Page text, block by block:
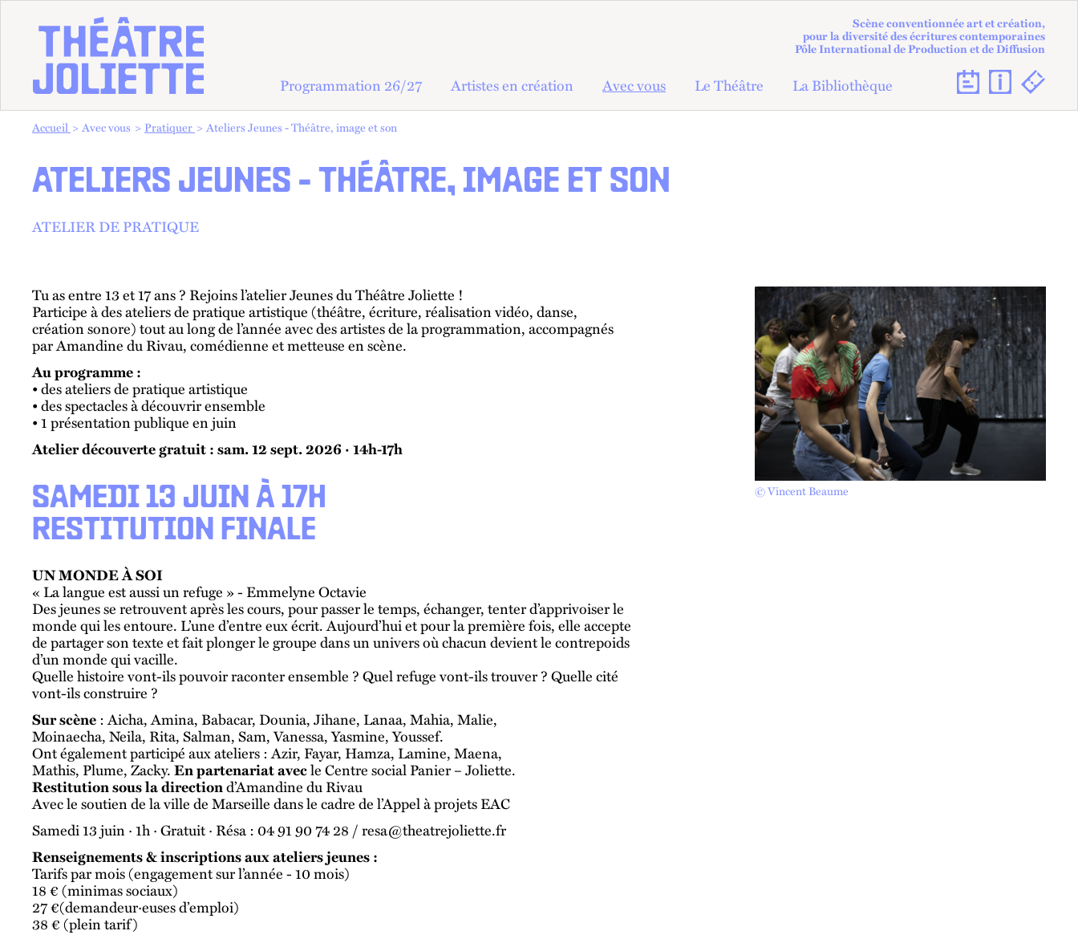
Scène conventionnée art et création,
pour la diversité des écritures contemporaines
Pôle International de Production et de Diffusion
Programmation 26/27 Artistes en création Avec vous Le Théâtre La Bibliothèque
Vous êtes dans :
Accueil Avec vous Pratiquer Ateliers Jeunes - Théâtre, image et son
ATELIERS JEUNES - THÉÂTRE, IMAGE ET SON
ATELIER DE PRATIQUE
Tu as entre 13 et 17 ans ? Rejoins l’atelier Jeunes du Théâtre Joliette !
Participe à des ateliers de pratique artistique (théâtre, écriture, réalisation vidéo, danse,
création sonore) tout au long de l’année avec des artistes de la programmation, accompagnés
par Amandine du Rivau, comédienne et metteuse en scène.
Au programme :
• des ateliers de pratique artistique
• des spectacles à découvrir ensemble
• 1 présentation publique en juin
Atelier découverte gratuit : sam. 12 sept. 2026 · 14h-17h
SAMEDI 13 JUIN À 17H
RESTITUTION FINALE
UN MONDE À SOI
« La langue est aussi un refuge » - Emmelyne Octavie
Des jeunes se retrouvent après les cours, pour passer le temps, échanger, tenter d’apprivoiser le
monde qui les entoure. L’une d’entre eux écrit. Aujourd’hui et pour la première fois, elle accepte
de partager son texte et fait plonger le groupe dans un univers où chacun devient le contrepoids
d’un monde qui vacille.
Quelle histoire vont-ils pouvoir raconter ensemble ? Quel refuge vont-ils trouver ? Quelle cité
vont-ils construire ?
Sur scène : Aicha, Amina, Babacar, Dounia, Jihane, Lanaa, Mahia, Malie,
Moinaecha, Neila, Rita, Salman, Sam, Vanessa, Yasmine, Youssef.
Ont également participé aux ateliers : Azir, Fayar, Hamza, Lamine, Maena,
Mathis, Plume, Zacky.En partenariat avecle Centre social Panier – Joliette.
Restitution sous la directiond’Amandine du Rivau
Avec le soutien de la ville de Marseille dans le cadre de l’Appel à projets EAC
Samedi 13 juin · 1h · Gratuit · Résa : 04 91 90 74 28 / resa@theatrejoliette.fr
Renseignements & inscriptions aux ateliers jeunes :
Tarifs par mois (engagement sur l’année - 10 mois)
18 € (minimas sociaux)
27 €(demandeur·euses d’emploi)
38 € (plein tarif)
© Vincent Beaume